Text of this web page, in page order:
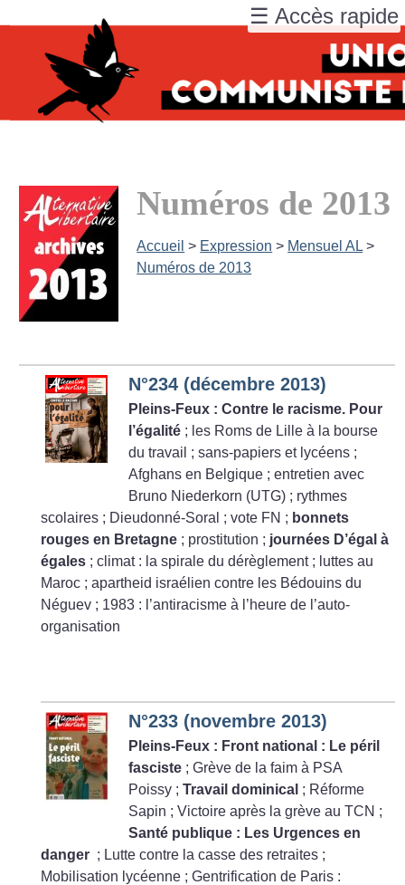
Numéros de 2013
Accueil > Expression > Mensuel AL >
Numéros de 2013
N°234 (décembre 2013)
Pleins-Feux : Contre le racisme. Pour
l’égalité ; les Roms de Lille à la bourse
du travail ; sans-papiers et lycéens ;
Afghans en Belgique ; entretien avec
Bruno Niederkorn (UTG) ; rythmes
scolaires ; Dieudonné-Soral ; vote FN ; bonnets
rouges en Bretagne ; prostitution ; journées D’égal à
égales ; climat : la spirale du dérèglement ; luttes au
Maroc ; apartheid israélien contre les Bédouins du
Néguev ; 1983 : l’antiracisme à l’heure de l’auto-
organisation
N°233 (novembre 2013)
Pleins-Feux : Front national : Le péril
fasciste ; Grève de la faim à PSA
Poissy ;Travail dominical ; Réforme
Sapin ; Victoire après la grève au TCN ;
Santé publique : Les Urgences en
danger ; Lutte contre la casse des retraites ;
Mobilisation lycéenne ; Gentrification de Paris :
☰ Accès rapide